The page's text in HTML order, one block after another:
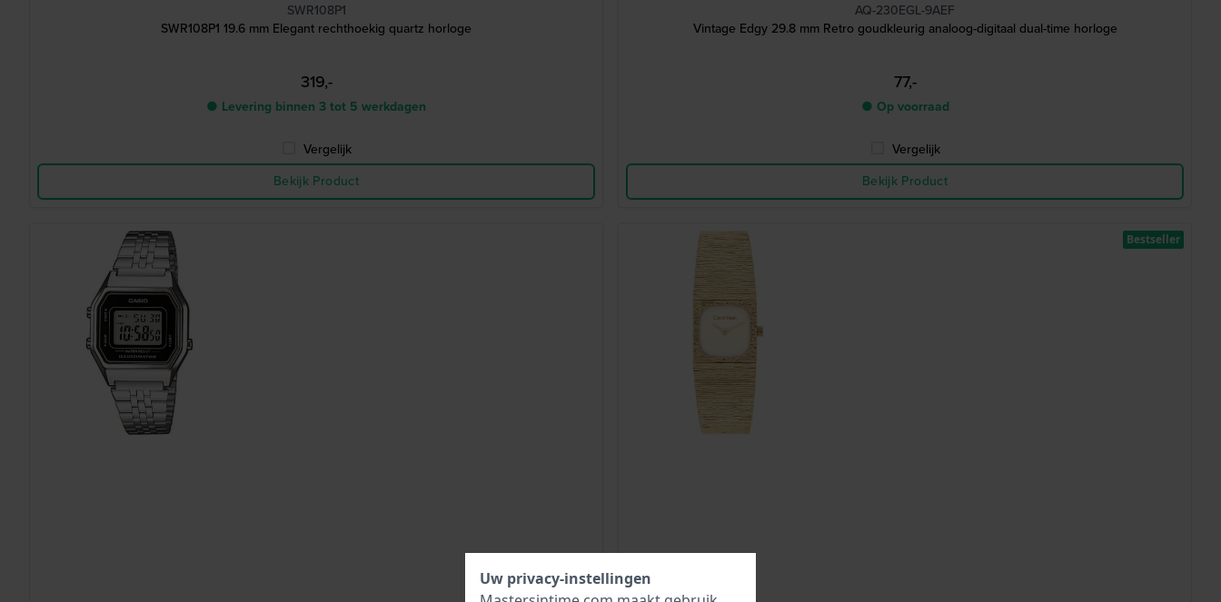
SWR108P1
SWR108P1 19.6 mm Elegant rechthoekig quartz horloge
319,-
● Levering binnen 3 tot 5 werkdagen
Vergelijk
Bekijk Product
AQ-230EGL-9AEF
Vintage Edgy 29.8 mm Retro goudkleurig analoog-digitaal dual-time horloge
77,-
● Op voorraad
Vergelijk
Bekijk Product
Bestseller
Uw privacy-instellingen